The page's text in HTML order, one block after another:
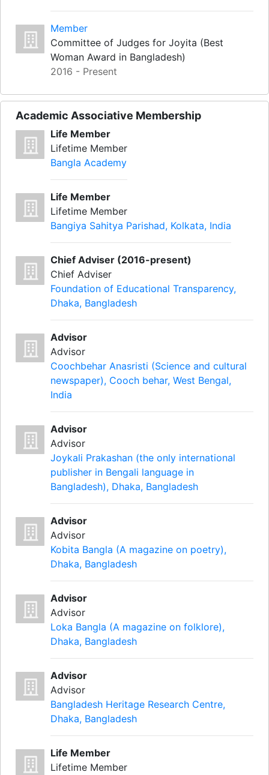
Member
Committee of Judges for Joyita (Best
Woman Award in Bangladesh)
2016 - Present
Academic Associative Membership
Life Member
Lifetime Member
Bangla Academy
Life Member
Lifetime Member
Bangiya Sahitya Parishad, Kolkata, India
Chief Adviser (2016-present)
Chief Adviser
Foundation of Educational Transparency,
Dhaka, Bangladesh
Advisor
Advisor
Coochbehar Anasristi (Science and cultural
newspaper), Cooch behar, West Bengal,
India
Advisor
Advisor
Joykali Prakashan (the only international
publisher in Bengali language in
Bangladesh), Dhaka, Bangladesh
Advisor
Advisor
Kobita Bangla (A magazine on poetry),
Dhaka, Bangladesh
Advisor
Advisor
Loka Bangla (A magazine on folklore),
Dhaka, Bangladesh
Advisor
Advisor
Bangladesh Heritage Research Centre,
Dhaka, Bangladesh
Life Member
Lifetime Member